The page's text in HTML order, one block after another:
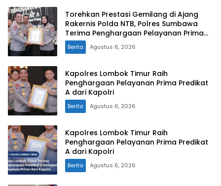
Torehkan Prestasi Gemilang di Ajang
Rakernis Polda NTB, Polres Sumbawa
Terima Penghargaan Pelayanan Prima
Kapolri
Berita Agustus 6, 2026
Kapolres Lombok Timur Raih
Penghargaan Pelayanan Prima Predikat
A dari Kapolri
Berita Agustus 6, 2026
Kapolres Lombok Timur Raih
Penghargaan Pelayanan Prima Predikat
A dari Kapolri
Berita Agustus 6, 2026